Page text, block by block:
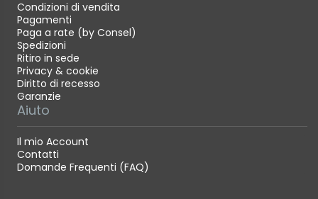
Condizioni di vendita
Pagamenti
Paga a rate (by Consel)
Spedizioni
Ritiro in sede
Privacy & cookie
Diritto di recesso
Garanzie
Aiuto
Il mio Account
Contatti
Domande Frequenti (FAQ)